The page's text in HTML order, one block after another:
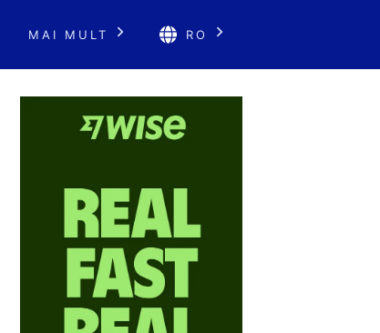
MAI MULT RO